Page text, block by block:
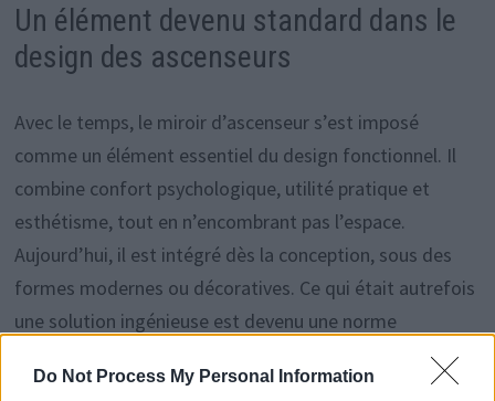
Do Not Process My Personal Information
Un élément devenu standard dans le
design des ascenseurs
Avec le temps, le miroir d’ascenseur s’est imposé
comme un élément essentiel du design fonctionnel. Il
combine confort psychologique, utilité pratique et
esthétisme, tout en n’encombrant pas l’espace.
Aujourd’hui, il est intégré dès la conception, sous des
formes modernes ou décoratives. Ce qui était autrefois
une solution ingénieuse est devenu une norme
internationale, illustrant comment un objet simple peut
répondre à plusieurs besoins dans un lieu de passage